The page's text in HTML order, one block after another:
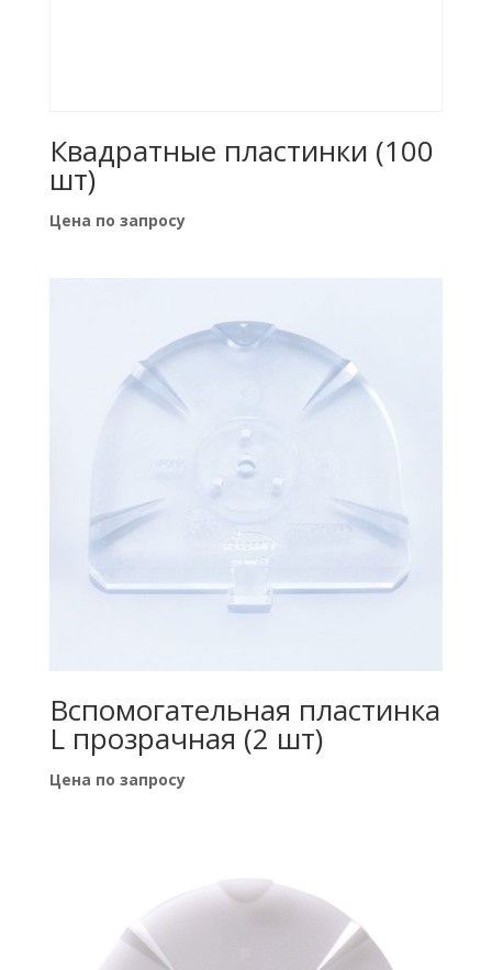
Квадратные пластинки (100
шт)
Цена по запросу
Вспомогательная пластинка
L прозрачная (2 шт)
Цена по запросу